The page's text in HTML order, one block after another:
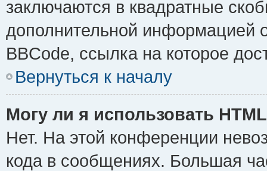
заключаются в квадратные
дополнительной информацией
BBCode, ссылка на которое
Вернуться к началу
Могу ли я использовать
Нет. На этой конференции
кода в сообщениях. Большая